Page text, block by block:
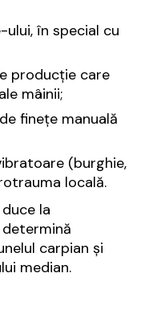
în special cu
producție care
mâinii;
finețe manuală
(burghie,
locală.
la
carpian și
median.